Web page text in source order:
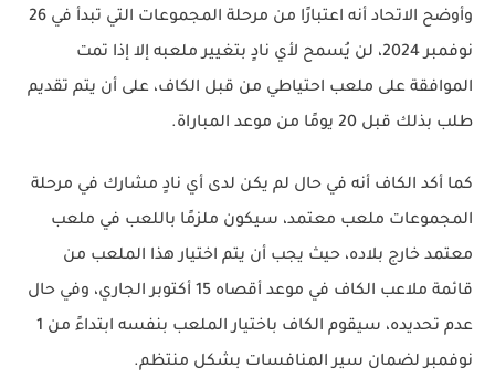
وأوضح الاتحاد أنه اعتبارًا من مرحلة المجموعات التي تبدأ في 26
نوفمبر 2024، لن يُسمح لأي نادٍ بتغيير ملعبه إلا إذا تمت
الموافقة على ملعب احتياطي من قبل الكاف، على أن يتم تقديم
طلب بذلك قبل 20 يومًا من موعد المباراة.
كما أكد الكاف أنه في حال لم يكن لدى أي نادٍ مشارك في مرحلة
المجموعات ملعب معتمد، سيكون ملزمًا باللعب في ملعب
معتمد خارج بلاده، حيث يجب أن يتم اختيار هذا الملعب من
قائمة ملاعب الكاف في موعد أقصاه 15 أكتوبر الجاري، وفي حال
عدم تحديده، سيقوم الكاف باختيار الملعب بنفسه ابتداءً من 1
نوفمبر لضمان سير المنافسات بشكل منتظم.